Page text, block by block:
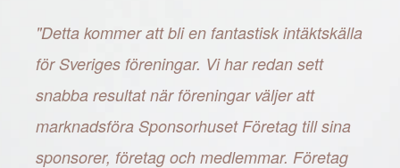
"Detta kommer att bli en fantastisk intäktskälla
för Sveriges föreningar. Vi har redan sett
snabba resultat när föreningar väljer att
marknadsföra Sponsorhuset Företag till sina
sponsorer, företag och medlemmar. Företag